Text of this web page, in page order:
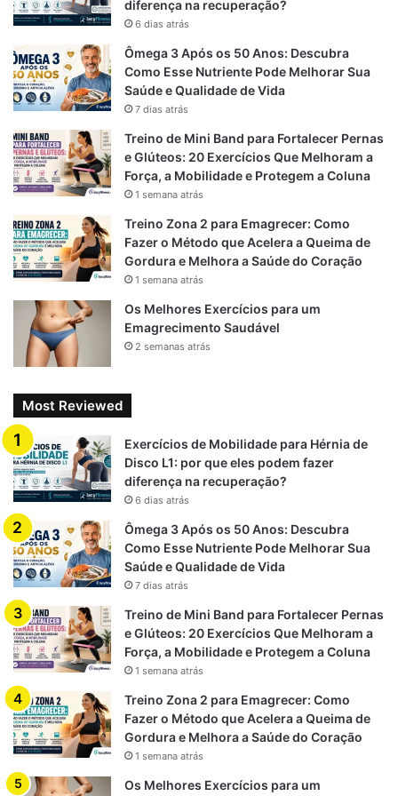
Mais fibras alimentares
Maior saciedade
Menor impacto glicêmico
Se possível, o ideal é priorizar a fruta in natura e usar o
suco como complemento ocasional.
Como incluir a goiaba na
alimentação diária
Algumas formas simples de aproveitar os benefícios da
fruta:
Consumir como lanche entre refeições
Combinar com alimentos ricos em ferro (feijão,
espinafre, lentilha)
Prepararsuco naturalsem açúcar
Usar em vitaminas com outras frutas ricas em
nutrientes
Existe algum cuidado
importante?
Apesar dos benefícios, alguns pontos devem ser
considerados:
Excesso pode aumentar o consumo de açúcar natural
Não substitui acompanhamento médico em casos de
diferença na recuperação?
6 dias atrás
Ômega 3 Após os 50 Anos: Descubra
Como Esse Nutriente Pode Melhorar Sua
Saúde e Qualidade de Vida
7 dias atrás
Treino de Mini Band para Fortalecer Pernas
e Glúteos: 20 Exercícios Que Melhoram a
Força, a Mobilidade e Protegem a Coluna
1 semana atrás
Treino Zona 2 para Emagrecer: Como
Fazer o Método que Acelera a Queima de
Gordura e Melhora a Saúde do Coração
1 semana atrás
Os Melhores Exercícios para um
Emagrecimento Saudável
2 semanas atrás
Most Reviewed
Exercícios de Mobilidade para Hérnia de
Disco L1: por que eles podem fazer
diferença na recuperação?
6 dias atrás
Ômega 3 Após os 50 Anos: Descubra
Como Esse Nutriente Pode Melhorar Sua
Saúde e Qualidade de Vida
7 dias atrás
Treino de Mini Band para Fortalecer Pernas
e Glúteos: 20 Exercícios Que Melhoram a
Força, a Mobilidade e Protegem a Coluna
1 semana atrás
Treino Zona 2 para Emagrecer: Como
Fazer o Método que Acelera a Queima de
Gordura e Melhora a Saúde do Coração
1 semana atrás
Os Melhores Exercícios para um